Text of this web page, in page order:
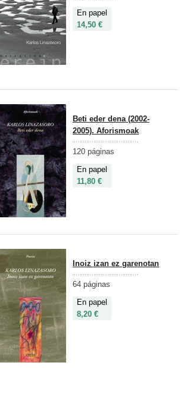
En papel
14,50 €
Beti eder dena (2002-
2005). Aforismoak
120 páginas
En papel
11,80 €
Inoiz izan ez garenotan
64 páginas
En papel
8,20 €